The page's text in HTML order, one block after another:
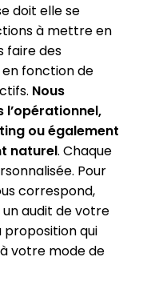
doit elle se
à mettre en
faire des
fonction de
Nous
l’opérationnel,
ou également
naturel. Chaque
Pour
correspond,
audit de votre
proposition qui
votre mode de